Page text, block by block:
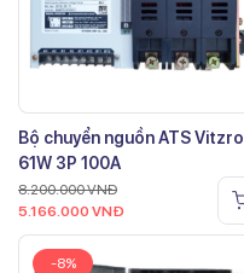
Bộ chuyển nguồn ATS Vitzro
61W 3P 100A
8.200.000VNĐ
5.166.000 VNĐ
-8%